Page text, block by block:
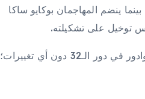
ينضم المهاجمان بوكايو ساكا
أمّا مدرب المكسيك خافيير أغيري، فقد أبقى على التشكيلة التي فازت على الإكوادور في دور الـ32 دون أي تغييرات؛